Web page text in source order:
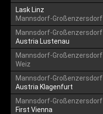
Lask Linz
Mannsdorf-Großenzersdorf
Mannsdorf-Großenzersdorf
Austria Lustenau
Mannsdorf-Großenzersdorf
Weiz
Mannsdorf-Großenzersdorf
Austria Klagenfurt
Mannsdorf-Großenzersdorf
First Vienna